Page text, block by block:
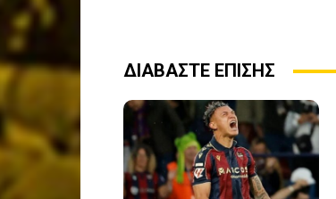
ΔΙΑΒΑΣΤΕ ΕΠΙΣΗΣ